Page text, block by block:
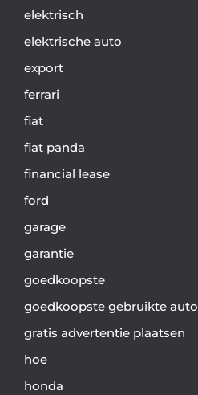
elektrisch
elektrische auto
export
ferrari
fiat
fiat panda
financial lease
ford
garage
garantie
goedkoopste
goedkoopste gebruikte auto
gratis advertentie plaatsen
hoe
honda